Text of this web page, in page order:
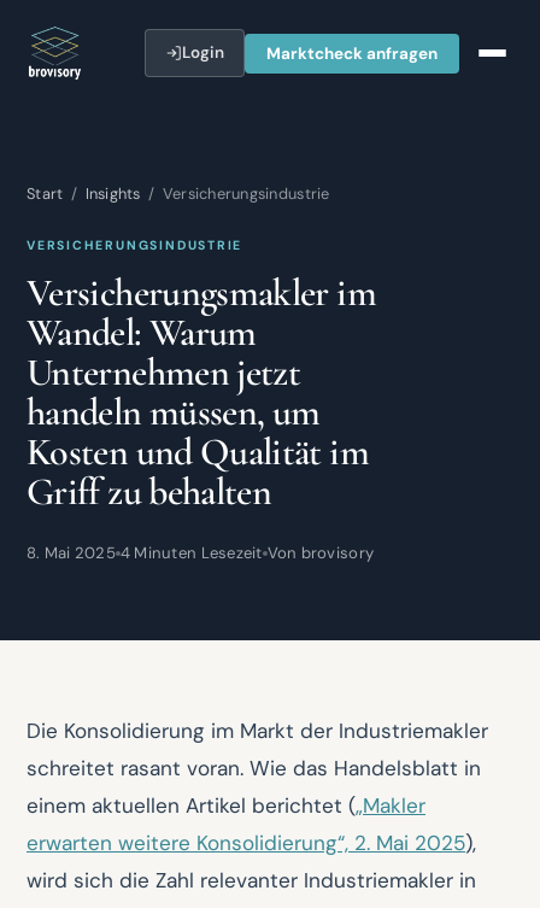
Login Marktcheck anfragen
Start / Insights / Versicherungsindustrie
VERSICHERUNGSINDUSTRIE
Versicherungsmakler im
Wandel: Warum
Unternehmen jetzt
handeln müssen, um
Kosten und Qualität im
Griff zu behalten
8. Mai 2025 4 Minuten Lesezeit Von brovisory
Die Konsolidierung im Markt der Industriemakler
schreitet rasant voran. Wie das Handelsblatt in
einem aktuellen Artikel berichtet („Makler
erwarten weitere Konsolidierung“, 2. Mai 2025),
wird sich die Zahl relevanter Industriemakler in